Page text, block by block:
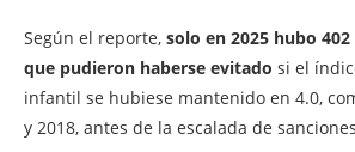
Según el reporte, solo en 2025 hubo
que pudieron haberse evitado si el
infantil se hubiese mantenido en 4.0,
y 2018, antes de la escalada de